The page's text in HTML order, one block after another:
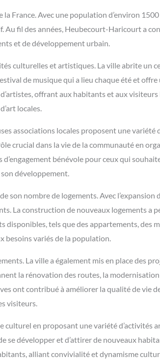
France. Avec une population d’environ
fil des années, Heubecourt-Haricourt a
et de développement urbain.
culturelles et artistiques. La ville abrite un
de musique qui a lieu chaque été et
offrant aux habitants et aux
locales.
associations locales proposent une variété
crucial dans la vie de la communauté en
bénévole pour ceux qui
développement.
nombre de logements. Avec l’expansion
La construction de nouveaux logements a
disponibles, tels que des appartements, des
besoins variés de la population.
La ville a également mis en place des
la rénovation des routes, la
ont contribué à améliorer la qualité de vie
visiteurs.
en proposant une variété d’activités
développer et d’attirer de nouveaux
alliant convivialité et dynamisme